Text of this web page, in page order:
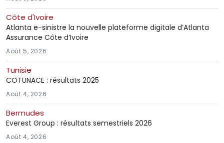
Côte d'Ivoire
Atlanta e-sinistre la nouvelle plateforme digitale d’Atlanta
Assurance Côte d’Ivoire
Août 5, 2026
Tunisie
COTUNACE : résultats 2025
Août 4, 2026
Bermudes
Everest Group : résultats semestriels 2026
Août 4, 2026